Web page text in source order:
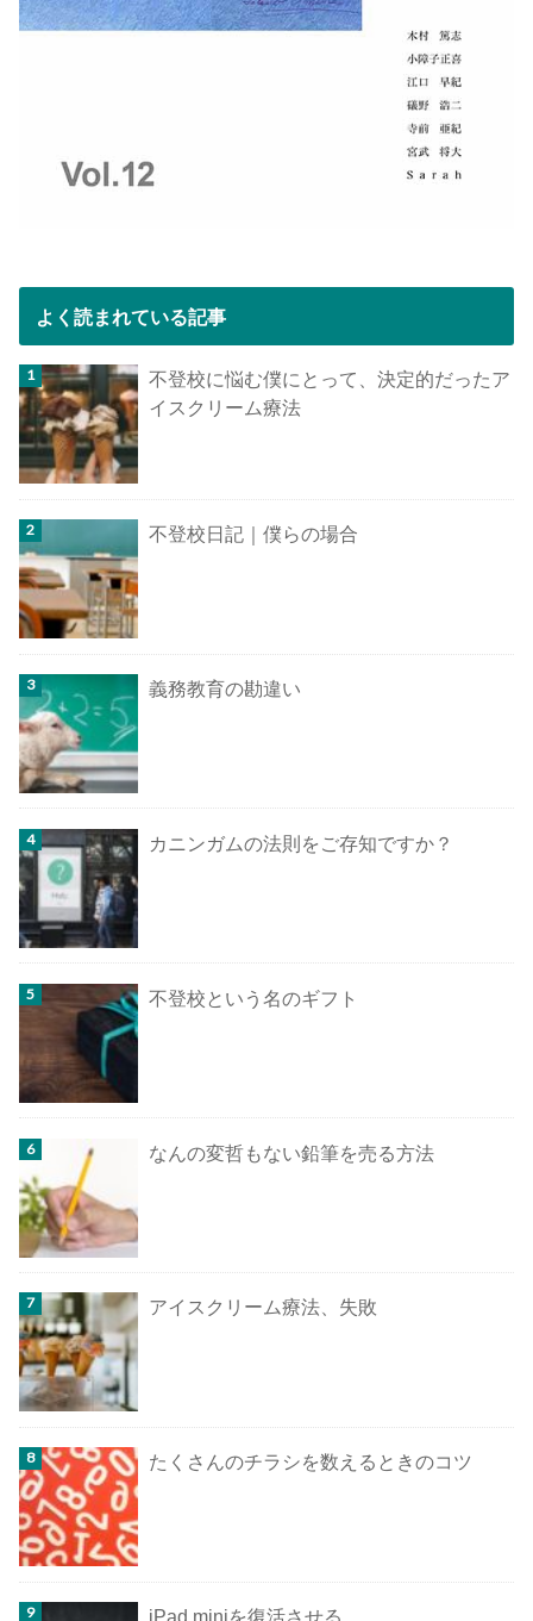
よく読まれている記事
不登校に悩む僕にとって、決定的だったア
イスクリーム療法
不登校日記｜僕らの場合
義務教育の勘違い
カニンガムの法則をご存知ですか？
不登校という名のギフト
なんの変哲もない鉛筆を売る方法
アイスクリーム療法、失敗
たくさんのチラシを数えるときのコツ
iPad miniを復活させる